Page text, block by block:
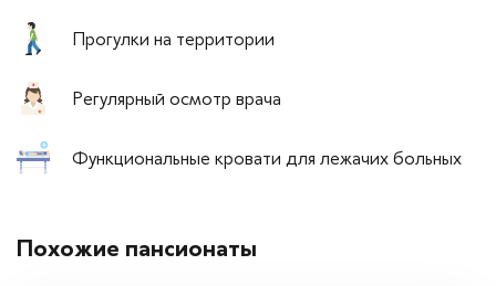
Прогулки на территории
Регулярный осмотр врача
Функциональные кровати для лежачих больных
Похожие пансионаты